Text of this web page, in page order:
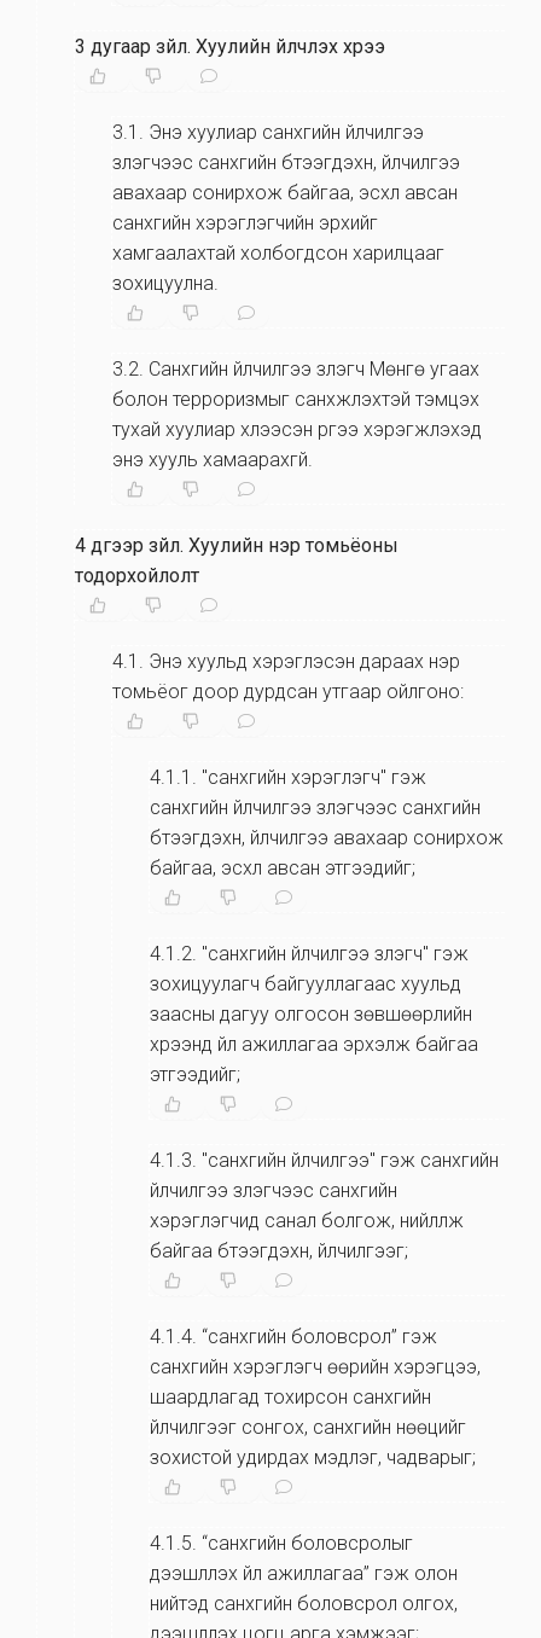
3 дугаар зүйл. Хуулийн үйлчлэх хүрээ
3.1 . Энэ хуулиар санхүүгийн үйлчилгээ
үзүүлэгчээс санхүүгийн бүтээгдэхүүн, үйлчилгээ
авахаар сонирхож байгаа, эсхүл авсан
санхүүгийн хэрэглэгчийн эрхийг
хамгаалахтай холбогдсон харилцааг
зохицуулна.
3.2. Санхүүгийн үйлчилгээ үзүүлэгч Мөнгө угаах
болон терроризмыг санхүүжүүлэхтэй тэмцэх
тухай хуулиар хүлээсэн үүргээ хэрэгжүүлэхэд
энэ хууль хамаарахгүй.
4 дүгээр зүйл. Хуулийн нэр томьёоны
тодорхойлолт
4.1 . Энэ хуульд хэрэглэсэн дараах нэр
томьёог доoр дурдсан утгаар ойлгоно:
4.1.1 . "санхүүгийн хэрэглэгч" гэж
санхүүгийн үйлчилгээ үзүүлэгчээс санхүүгийн
бүтээгдэхүүн, үйлчилгээ авахаар сонирхож
байгаа, эсхүл авсан этгээдийг;
4.1.2. "санхүүгийн үйлчилгээ үзүүлэгч" гэж
зохицуулагч байгууллагаас хуульд
заасны дагуу олгосон зөвшөөрлийн
хүрээнд үйл ажиллагаа эрхэлж байгаа
этгээдийг;
4.1.3. "санхүүгийн үйлчилгээ" гэж санхүүгийн
үйлчилгээ үзүүлэгчээс санхүүгийн
хэрэглэгчид санал болгож, нийлүүлж
байгаа бүтээгдэхүүн, үйлчилгээг;
4.1.4. “санхүүгийн боловсрол” гэж
санхүүгийн хэрэглэгч өөрийн хэрэгцээ,
шаардлагад тохирсон санхүүгийн
үйлчилгээг сонгох, санхүүгийн нөөцийг
зохистой удирдах мэдлэг, чадварыг;
4.1.5. “санхүүгийн боловсролыг
дээшлүүлэх үйл ажиллагаа” гэж олон
нийтэд санхүүгийн боловсрол олгох,